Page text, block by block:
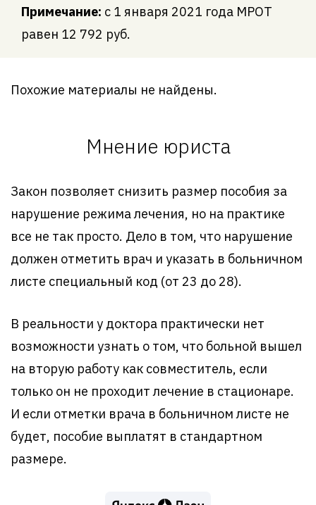
Примечание: с 1 января 2021 года МРОТ
равен 12 792 руб.
Похожие материалы не найдены.
Мнение юриста
Закон позволяет снизить размер пособия за
нарушение режима лечения, но на практике
все не так просто. Дело в том, что нарушение
должен отметить врач и указать в больничном
листе специальный код (от 23 до 28).
В реальности у доктора практически нет
возможности узнать о том, что больной вышел
на вторую работу как совместитель, если
только он не проходит лечение в стационаре.
И если отметки врача в больничном листе не
будет, пособие выплатят в стандартном
размере.